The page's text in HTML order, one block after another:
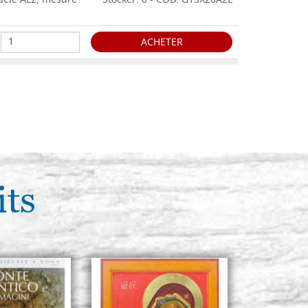
ACHETER
ACHETER
AL2, mesure
Stocker: 0 - COD. G20X30A2L
ACHETER
AL2, mesure
Stocker: 0 - COD. G20X40A2L